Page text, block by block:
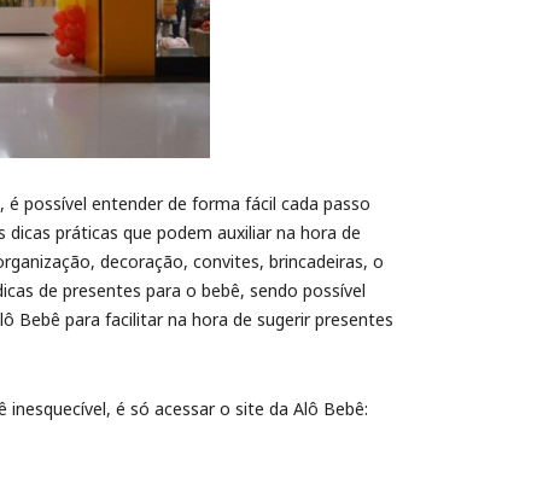
possível entender de forma fácil cada passo
práticas que podem auxiliar na hora de
decoração, convites, brincadeiras, o
de presentes para o bebê, sendo possível
Bebê para facilitar na hora de sugerir presentes
é só acessar o site da Alô Bebê: